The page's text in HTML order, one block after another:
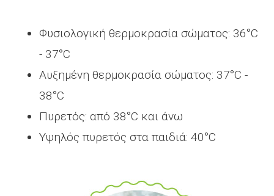
Φυσιολογική θερμοκρασία σώματος: 36°C
- 37°C
Αυξημένη θερμοκρασία σώματος: 37°C -
38°C
Πυρετός: από 38°C και άνω
Υψηλός πυρετός στα παιδιά: 40°C